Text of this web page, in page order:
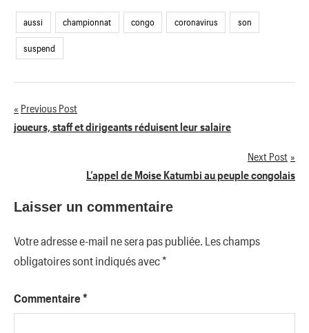
aussi championnat congo coronavirus son
suspend
Navigation
Previous Post
joueurs, staff et dirigeants réduisent leur salaire
Next Post
L’appel de Moise Katumbi au peuple congolais
Laisser un commentaire
Votre adresse e-mail ne sera pas publiée. Les champs
obligatoires sont indiqués avec*
Commentaire *